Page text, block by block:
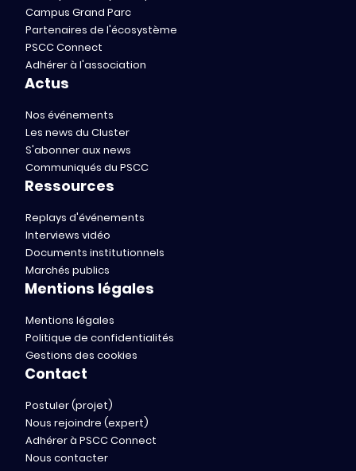
Campus Grand Parc
Partenaires de l'écosystème
PSCC Connect
Adhérer à l'association
Actus
Nos événements
Les news du Cluster
S'abonner aux news
Communiqués du PSCC
Ressources
Replays d'événements
Interviews vidéo
Documents institutionnels
Marchés publics
Mentions légales
Mentions légales
Politique de confidentialités
Gestions des cookies
Contact
Postuler (projet)
Nous rejoindre (expert)
Adhérer à PSCC Connect
Nous contacter